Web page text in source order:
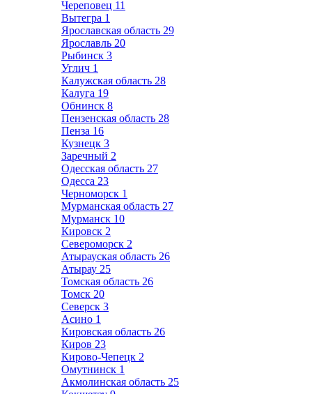
Череповец 11
Вытегра 1
Ярославская область 29
Ярославль 20
Рыбинск 3
Углич 1
Калужская область 28
Калуга 19
Обнинск 8
Пензенская область 28
Пенза 16
Кузнецк 3
Заречный 2
Одесская область 27
Одесса 23
Черноморск 1
Мурманская область 27
Мурманск 10
Кировск 2
Североморск 2
Атырауская область 26
Атырау 25
Томская область 26
Томск 20
Северск 3
Асино 1
Кировская область 26
Киров 23
Кирово-Чепецк 2
Омутнинск 1
Акмолинская область 25